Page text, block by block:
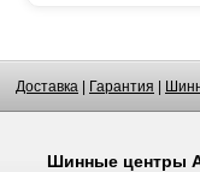
Доставка Гарантия
Шинные центры